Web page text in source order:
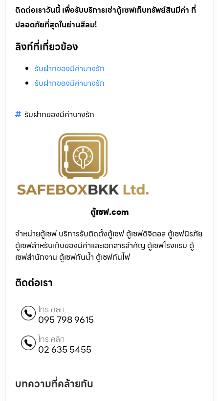
ติดต่อเราวันนี้ เพื่อรับบริการเช่าตู้เซฟเก็บทรัพย์สินมีค่า ที่
ปลอดภัยที่สุดในย่านสีลม!
ลิงก์ที่เกี่ยวข้อง
รับฝากของมีค่าบางรัก
รับฝากของมีค่าบางรัก
รับฝากของมีค่าบางรัก
ตู้เซฟ.com
จำหน่ายตู้เซฟ บริการรับติดตั้งตู้เซฟ ตู้เซฟดิจิตอล ตู้เซฟนิรภัย
ตู้เซฟสำหรับเก็บของมีค่าและเอกสารสำคัญ ตู้เซฟโรงแรม ตู้
เซฟสำนักงาน ตู้เซฟกันน้ำ ตู้เซฟกันไฟ
ติดต่อเรา
โทร คลิก
095 798 9615
โทร คลิก
02 635 5455
บทความที่คล้ายกัน